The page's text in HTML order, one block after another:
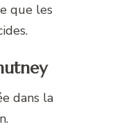
que les
dans la